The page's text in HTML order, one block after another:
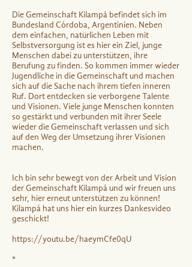
Die Gemeinschaft Kilampá befindet sich im
Bundesland Córdoba, Argentinien. Neben
dem einfachen, natürlichen Leben mit
Selbstversorgung ist es hier ein Ziel, junge
Menschen dabei zu unterstützen, ihre
Berufung zu finden. So kommen immer wieder
Jugendliche in die Gemeinschaft und machen
sich auf die Sache nach ihrem tiefen inneren
Ruf. Dort entdecken sie verborgene Talente
und Visionen. Viele junge Menschen konnten
so gestärkt und verbunden mit ihrer Seele
wieder die Gemeinschaft verlassen und sich
auf den Weg der Umsetzung ihrer Visionen
machen.
Ich bin sehr bewegt von der Arbeit und Vision
der Gemeinschaft Kilampá und wir freuen uns
sehr, hier erneut unterstützen zu können!
Kilampá hat uns hier ein kurzes Dankesvideo
geschickt!
https://youtu.be/haeymCfe0qU
*